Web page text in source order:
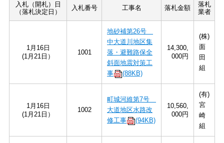
入札（開札）日
（落札決定日）
入札番号 工事名 落札金額
落札
業者
1月16日
(1月21日）
1001
地砂補第26号
中大道川地区集
落・避難路保全
斜面地震対策工
事
(88KB)
14,300,
000円
(株)
面
田
組
1月16日
(1月21日）
1002
町城河維第7号
大道地区水路改
修工事
(94KB)
10,560,
000円
(有)
宮
崎
組